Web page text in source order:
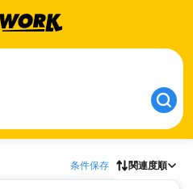
条件保存 関連度順